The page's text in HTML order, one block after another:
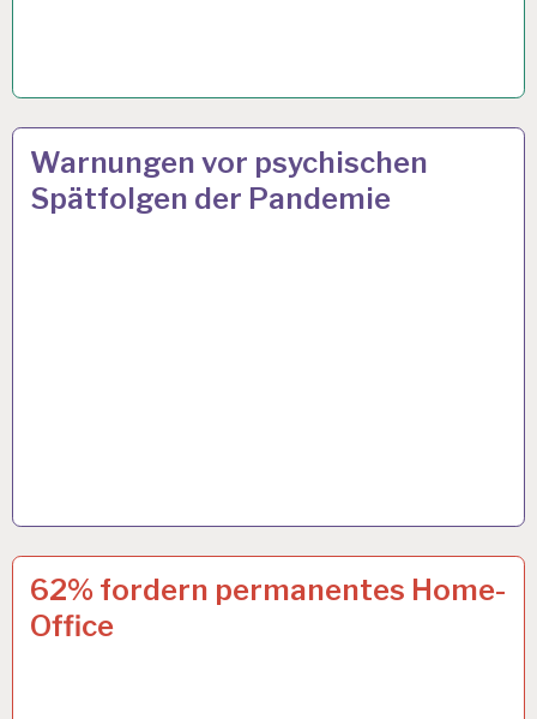
ARBEIT
UND
GESUNDHEIT…
Warnungen vor psychischen
Spätfolgen der Pandemie
6 APR. 2021
4-
TAGE-
WOCHE…
62% fordern permanentes Home-
Office
17 SEP. 2020